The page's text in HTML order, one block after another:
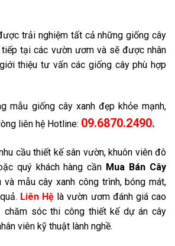
trải nghiệm tất cả những giống cây
tiếp tại các vườn ươm và sẽ được nhân
thiệu tư vấn các giống cây phù hợp
mẫu giống cây xanh đẹp khỏe mạnh,
liên hệ Hotline: 09.6870.2490.
cầu thiết kế sân vườn, khuôn viên đô
quý khách hàng cần Mua Bán Cây
và mẫu cây xanh công trình, bóng mát,
Liên Hệ là vườn ươm đánh giá cao
chăm sóc thi công thiết kế dự án cây
viên kỹ thuật lành nghề.